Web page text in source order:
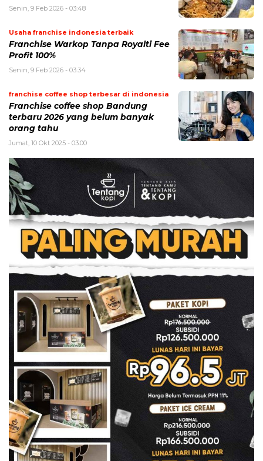
Senin, 9 Feb 2026 - 03:48
Usaha franchise indonesia terbaik
Franchise Warkop Tanpa Royalti Fee
Profit 100%
Senin, 9 Feb 2026 - 03:34
franchise coffee shop terbesar di indonesia
Franchise coffee shop Bandung
terbaru 2026 yang belum banyak
orang tahu
Jumat, 10 Okt 2025 - 03:00